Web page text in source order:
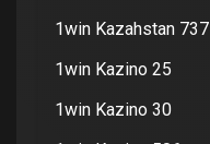
1win Kazahstan 737
1win Kazino 25
1win Kazino 30